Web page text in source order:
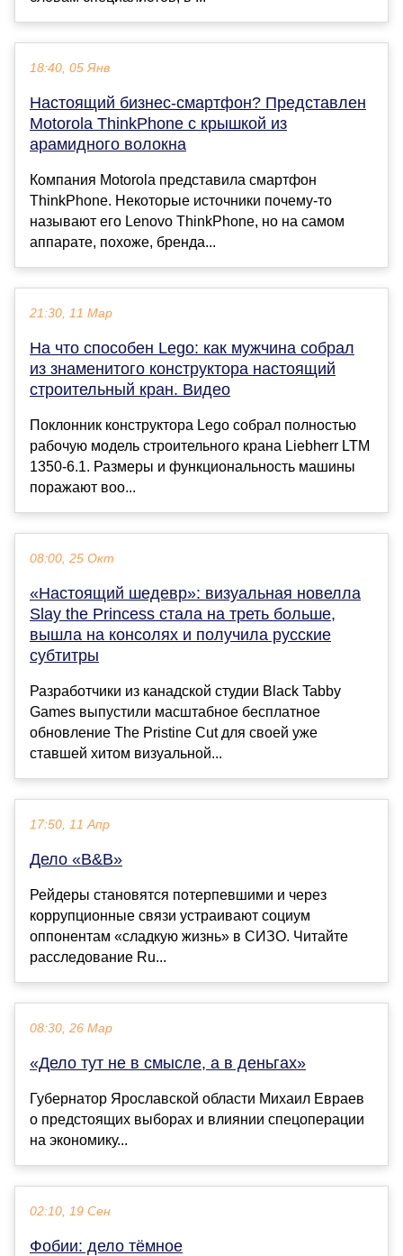
18:40, 05 Янв
Настоящий бизнес-смартфон? Представлен
Motorola ThinkPhone с крышкой из
арамидного волокна
Компания Motorola представила смартфон
ThinkPhone. Некоторые источники почему-то
называют его Lenovo ThinkPhone, но на самом
аппарате, похоже, бренда...
21:30, 11 Мар
На что способен Lego: как мужчина собрал
из знаменитого конструктора настоящий
строительный кран. Видео
Поклонник конструктора Lego собрал полностью
рабочую модель строительного крана Liebherr LTM
1350-6.1. Размеры и функциональность машины
поражают воо...
08:00, 25 Окт
«Настоящий шедевр»: визуальная новелла
Slay the Princess стала на треть больше,
вышла на консолях и получила русские
субтитры
Разработчики из канадской студии Black Tabby
Games выпустили масштабное бесплатное
обновление The Pristine Cut для своей уже
ставшей хитом визуальной...
17:50, 11 Апр
Дело «B&B»
Рейдеры становятся потерпевшими и через
коррупционные связи устраивают социум
оппонентам «сладкую жизнь» в СИЗО. Читайте
расследование Ru...
08:30, 26 Мар
«Дело тут не в смысле, а в деньгах»
Губернатор Ярославской области Михаил Евраев
о предстоящих выборах и влиянии спецоперации
на экономику...
02:10, 19 Сен
Фобии: дело тёмное